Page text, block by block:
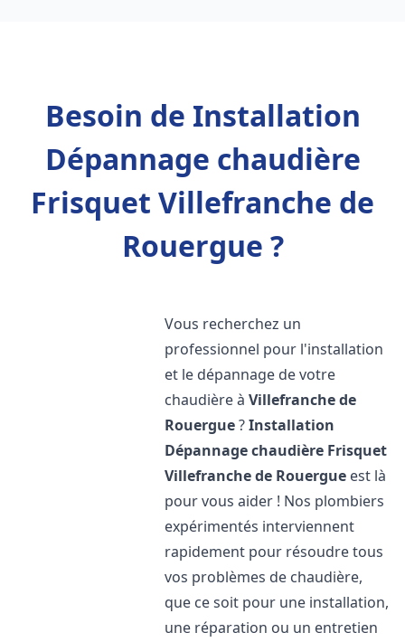
Besoin de Installation
Dépannage chaudière
Frisquet Villefranche de
Rouergue ?
Vous recherchez un
professionnel pour l'installation
et le dépannage de votre
chaudière àVillefranche de
Rouergue?Installation
Dépannage chaudière Frisquet
Villefranche de Rouergue est là
pour vous aider ! Nos plombiers
expérimentés interviennent
rapidement pour résoudre tous
vos problèmes de chaudière,
que ce soit pour une installation,
une réparation ou un entretien